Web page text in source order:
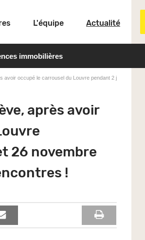
L'équipe Actualité
immobilières
avoir occupé le carrousel du Louvre pendant 2 j
après avoir
26 novembre
!